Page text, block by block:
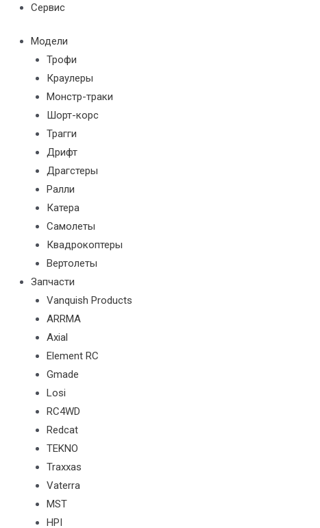
Сервис
Модели
Трофи
Краулеры
Монстр-траки
Шорт-корс
Трагги
Дрифт
Драгстеры
Ралли
Катера
Самолеты
Квадрокоптеры
Вертолеты
Запчасти
Vanquish Products
ARRMA
Axial
Element RC
Gmade
Losi
RC4WD
Redcat
TEKNO
Traxxas
Vaterra
MST
HPI